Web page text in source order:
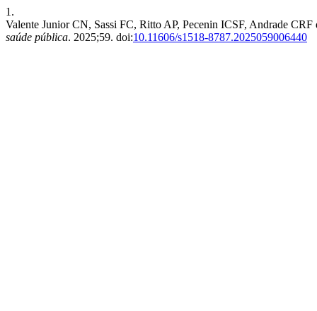
1.
Valente Junior CN, Sassi FC, Ritto AP, Pecenin ICSF, Andrade
saúde pública. 2025;59. doi:10.11606/s1518-8787.2025059006440